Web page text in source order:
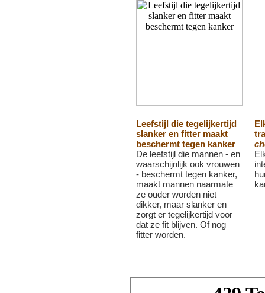
Leefstijl die tegelijkertijd
slanker en fitter maakt
beschermt tegen kanker
De leefstijl die mannen - en
waarschijnlijk ook vrouwen
- beschermt tegen kanker,
maakt mannen naarmate
ze ouder worden niet
dikker, maar slanker en
zorgt er tegelijkertijd voor
dat ze fit blijven. Of nog
fitter worden.